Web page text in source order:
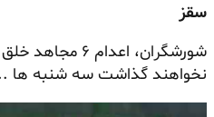
سقز
نخواهند گذاشت سه شنبه ها